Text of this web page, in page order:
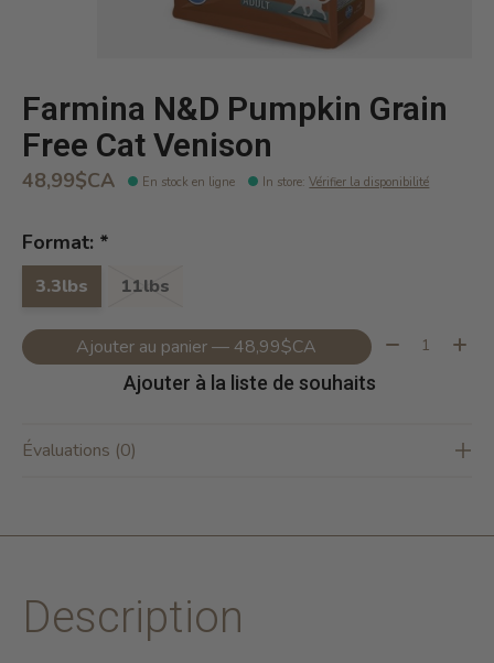
Farmina N&D Pumpkin Grain
Free Cat Venison
48,99$CA En stock en ligne In store:Vérifier la disponibilité
Format: *
3.3lbs 11lbs
Ajouter au panier — 48,99$CA Quantité:
Ajouter à la liste de souhaits
Évaluations (0)
Description